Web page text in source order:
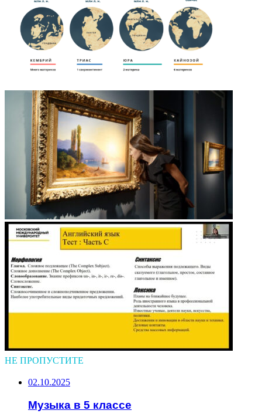
НЕ ПРОПУСТИТЕ
02.10.2025
Музыка в 5 классе